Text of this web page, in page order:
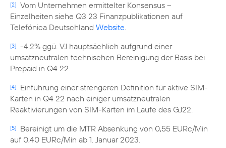
[2] Vom Unternehmen ermittelter Konsensus –
Einzelheiten siehe Q3 23 Finanzpublikationen auf
Telefónica Deutschland Website.
[3] -4.2% ggü. VJ hauptsächlich aufgrund einer
umsatzneutralen technischen Bereinigung der Basis bei
Prepaid in Q4 22.
[4]
Einführung einer strengeren Definition für aktive SIM-
Karten in Q4 22 nach einiger umsatzneutralen
Reaktivierungen von SIM-Karten im Laufe des GJ22.
[5]
Bereinigt um die MTR Absenkung von 0,55 EURc/Min
auf 0,40 EURc/Min ab 1. Januar 2023.